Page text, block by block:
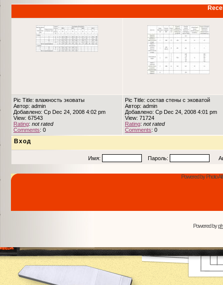
Pic Title: влажность эковаты
Автор: admin
Добавлено: Ср Dec 24, 2008 4:02 pm
View: 67543
Rating: not rated
Comments: 0
Pic Title: состав стены с эковатой
Автор: admin
Добавлено: Ср Dec 24, 2008 4:01 pm
View: 71724
Rating: not rated
Comments: 0
Вход
Имя: Пароль:
Powered by Photo
Powered by